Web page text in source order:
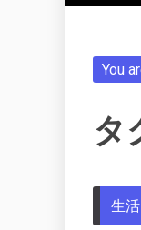
You
タ
生